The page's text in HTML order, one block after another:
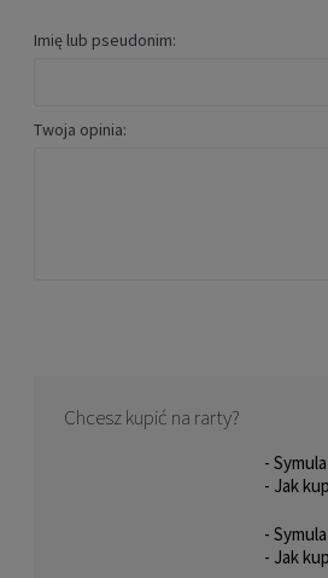
Rolki rekreacyjne męskie K2
Imię lub pseudonim:
Twoja opinia:
Chcesz kupić na rarty?
-
- Jak
-
- Jak